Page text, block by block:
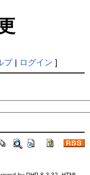
プ| ログイン ]